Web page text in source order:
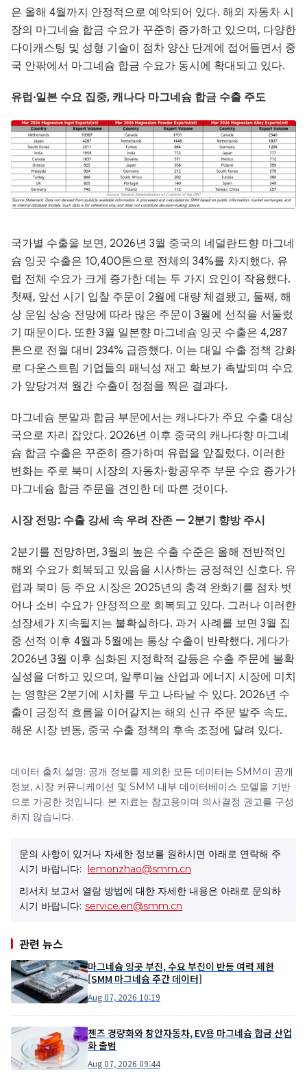
은 올해 4월까지 안정적으로 예약되어 있다. 해외 자동차 시
장의 마그네슘 합금 수요가 꾸준히 증가하고 있으며, 다양한
다이캐스팅 및 성형 기술이 점차 양산 단계에 접어들면서 중
국 안팎에서 마그네슘 합금 수요가 동시에 확대되고 있다.
유럽·일본 수요 집중, 캐나다 마그네슘 합금 수출 주도
국가별 수출을 보면, 2026년 3월 중국의 네덜란드향 마그네
슘 잉곳 수출은 10,400톤으로 전체의 34%를 차지했다. 유
럽 전체 수요가 크게 증가한 데는 두 가지 요인이 작용했다.
첫째, 앞선 시기 입찰 주문이 2월에 대량 체결됐고, 둘째, 해
상 운임 상승 전망에 따라 많은 주문이 3월에 선적을 서둘렀
기 때문이다. 또한 3월 일본향 마그네슘 잉곳 수출은 4,287
톤으로 전월 대비 234% 급증했다. 이는 대일 수출 정책 강화
로 다운스트림 기업들의 패닉성 재고 확보가 촉발되며 수요
가 앞당겨져 월간 수출이 정점을 찍은 결과다.
마그네슘 분말과 합금 부문에서는 캐나다가 주요 수출 대상
국으로 자리 잡았다. 2026년 이후 중국의 캐나다향 마그네
슘 합금 수출은 꾸준히 증가하며 유럽을 앞질렀다. 이러한
변화는 주로 북미 시장의 자동차·항공우주 부문 수요 증가가
마그네슘 합금 주문을 견인한 데 따른 것이다.
시장 전망: 수출 강세 속 우려 잔존 — 2분기 향방 주시
2분기를 전망하면, 3월의 높은 수출 수준은 올해 전반적인
해외 수요가 회복되고 있음을 시사하는 긍정적인 신호다. 유
럽과 북미 등 주요 시장은 2025년의 충격 완화기를 점차 벗
어나 소비 수요가 안정적으로 회복되고 있다. 그러나 이러한
성장세가 지속될지는 불확실하다. 과거 사례를 보면 3월 집
중 선적 이후 4월과 5월에는 통상 수출이 반락했다. 게다가
2026년 3월 이후 심화된 지정학적 갈등은 수출 주문에 불확
실성을 더하고 있으며, 알루미늄 산업과 에너지 시장에 미치
는 영향은 2분기에 시차를 두고 나타날 수 있다. 2026년 수
출이 긍정적 흐름을 이어갈지는 해외 신규 주문 발주 속도,
해운 시장 변동, 중국 수출 정책의 후속 조정에 달려 있다.
데이터 출처 설명: 공개 정보를 제외한 모든 데이터는 SMM이 공개
정보, 시장 커뮤니케이션 및 SMM 내부 데이터베이스 모델을 기반
으로 가공한 것입니다. 본 자료는 참고용이며 의사결정 권고를 구성
하지 않습니다.
문의 사항이 있거나 자세한 정보를 원하시면 아래로 연락해 주
시기 바랍니다: lemonzhao@smm.cn
리서치 보고서 열람 방법에 대한 자세한 내용은 아래로 문의하
시기 바랍니다: service.en@smm.cn
관련 뉴스
마그네슘 잉곳 부진, 수요 부진이 반등 여력 제한
[SMM 마그네슘 주간 데이터]
Aug 07, 2026 10:19
첸즈 경량화와 창안자동차, EV용 마그네슘 합금 산업
화 출범
Aug 07, 2026 09:44